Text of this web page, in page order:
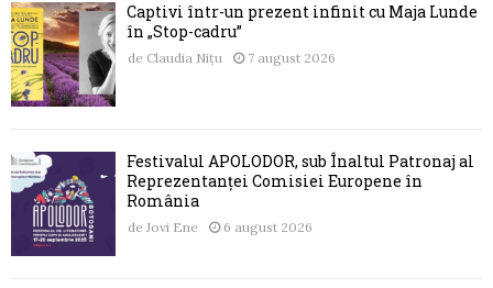
Captivi într-un prezent infinit cu Maja Lunde
în „Stop-cadru”
de Claudia Nițu 7 august 2026
Festivalul APOLODOR, sub Înaltul Patronaj al
Reprezentanței Comisiei Europene în
România
de Jovi Ene 6 august 2026